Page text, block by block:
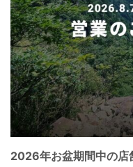
2026年お盆期間中の店